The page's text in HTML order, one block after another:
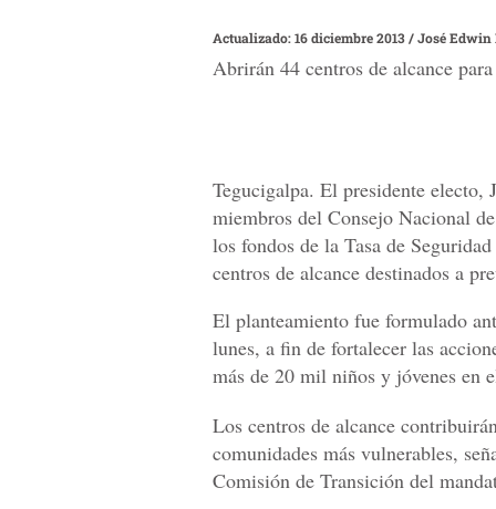
Actualizado: 16 diciembre 2013/José Edwin
Abrirán 44 centros de alcance
Tegucigalpa. El presidente electo,
miembros del Consejo Nacional
los fondos de la Tasa de
centros de alcance destinados a
El planteamiento fue formulado
lunes, a fin de fortalecer las
más de 20 mil niños y jóvenes en
Los centros de alcance
comunidades más vulnerables,
Comisión de Transición del